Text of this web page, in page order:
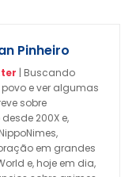
Pinheiro
| Buscando
e ver algumas
sobre
200X e,
em grandes
e, hoje em dia,